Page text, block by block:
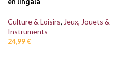
Culture & Loisirs, Jeux, Jouets &
Instruments
24,99€